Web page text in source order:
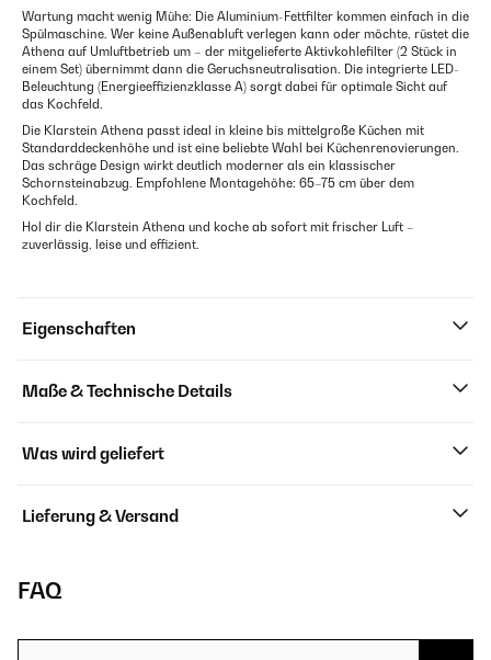
Wartung macht wenig Mühe: Die Aluminium-Fettfilter kommen einfach in die
Spülmaschine. Wer keine Außenabluft verlegen kann oder möchte, rüstet die
Athena auf Umluftbetrieb um – der mitgelieferte Aktivkohlefilter (2 Stück in
einem Set) übernimmt dann die Geruchsneutralisation. Die integrierte LED-
Beleuchtung (Energieeffizienzklasse A) sorgt dabei für optimale Sicht auf
das Kochfeld.
Die Klarstein Athena passt ideal in kleine bis mittelgroße Küchen mit
Standarddeckenhöhe und ist eine beliebte Wahl bei Küchenrenovierungen.
Das schräge Design wirkt deutlich moderner als ein klassischer
Schornsteinabzug. Empfohlene Montagehöhe: 65–75 cm über dem
Kochfeld.
Hol dir die Klarstein Athena und koche ab sofort mit frischer Luft –
zuverlässig, leise und effizient.
Eigenschaften
Maße & Technische Details
Was wird geliefert
Lieferung & Versand
FAQ